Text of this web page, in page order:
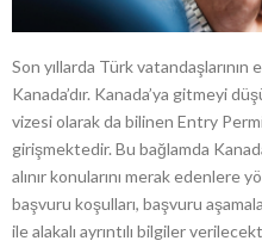
Son yıllarda Türk
Kanada’dır. Kanada’ya gitmeyi
vizesi olarak da bilinen Entry
girişmektedir. Bu bağlamda
alınır konularını merak edenlere
başvuru koşulları, başvuru
ile alakalı ayrıntılı bilgiler